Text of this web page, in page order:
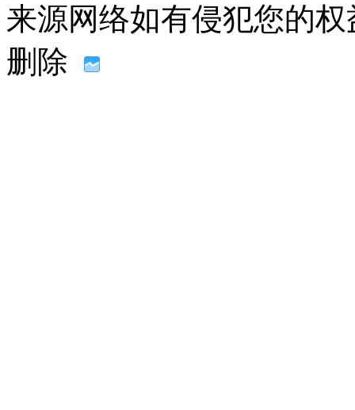
来源网络如有侵犯您的
删除